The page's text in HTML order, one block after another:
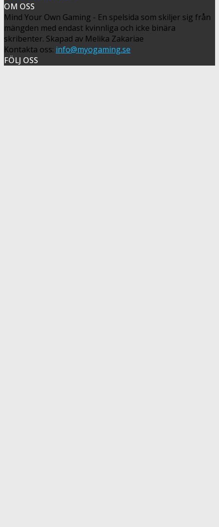
OM OSS
Mind Your Own Gaming - En spelsida som skiljer sig från
mängden med endast kvinnliga och icke binära
skribenter. Skapad av Melika Zakariae
Kontakta oss: info@myogaming.se
FÖLJ OSS